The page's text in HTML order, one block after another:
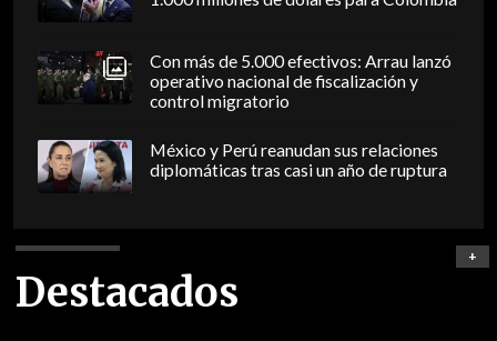
Con más de 5.000 efectivos: Arrau lanzó
operativo nacional de fiscalización y
control migratorio
México y Perú reanudan sus relaciones
diplomáticas tras casi un año de ruptura
Destacados
+